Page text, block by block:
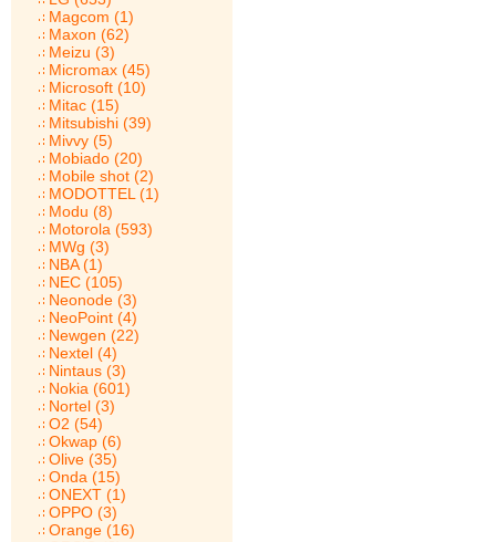
Magcom (1)
Maxon (62)
Meizu (3)
Micromax (45)
Microsoft (10)
Mitac (15)
Mitsubishi (39)
Mivvy (5)
Mobiado (20)
Mobile shot (2)
MODOTTEL (1)
Modu (8)
Motorola (593)
MWg (3)
NBA (1)
NEC (105)
Neonode (3)
NeoPoint (4)
Newgen (22)
Nextel (4)
Nintaus (3)
Nokia (601)
Nortel (3)
O2 (54)
Okwap (6)
Olive (35)
Onda (15)
ONEXT (1)
OPPO (3)
Orange (16)